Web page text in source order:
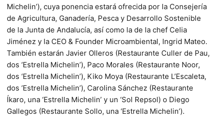
Michelin’), cuya ponencia estará ofrecida por la Consejería
de Agricultura, Ganadería, Pesca y Desarrollo Sostenible
de la Junta de Andalucía, así como la de la chef Celia
Jiménez y la CEO & Founder Microambiental, Ingrid Mateo.
También estarán Javier Olleros (Restaurante Culler de Pau,
dos ‘Estrella Michelin’), Paco Morales (Restaurante Noor,
dos ‘Estrella Michelin’), Kiko Moya (Restaurante L’Escaleta,
dos ‘Estrella Michelin’), Carolina Sánchez (Restaurante
Íkaro, una ‘Estrella Michelin’ y un ‘Sol Repsol) o Diego
Gallegos (Restaurante Sollo, una ‘Estrella Michelin’).